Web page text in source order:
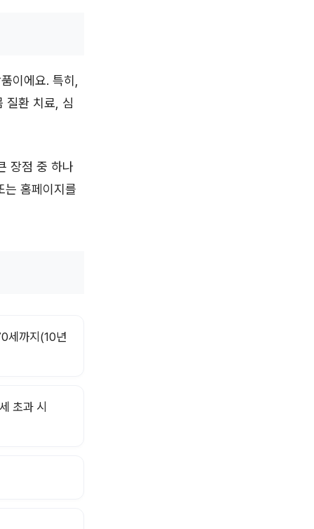
이에요. 특히,
질환 치료, 심
장점 중 하나
는 홈페이지를
세까지(10년
초과 시